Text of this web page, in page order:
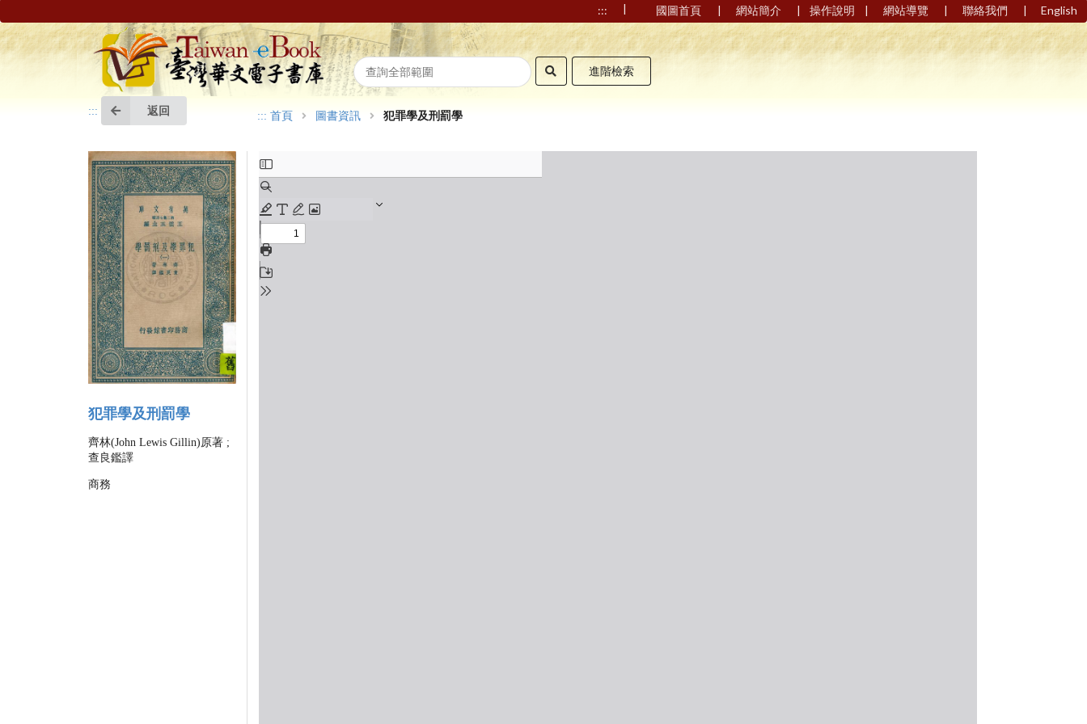
::: | 國圖首頁 | 網站簡介 | 操作說明 | 網站導覽 | 聯絡我們 | English
進階檢索
::: 返回 ::: 首頁 圖書資訊 犯罪學及刑罰學
犯罪學及刑罰學
齊林(John Lewis Gillin)原著 ;
查良鑑譯
商務